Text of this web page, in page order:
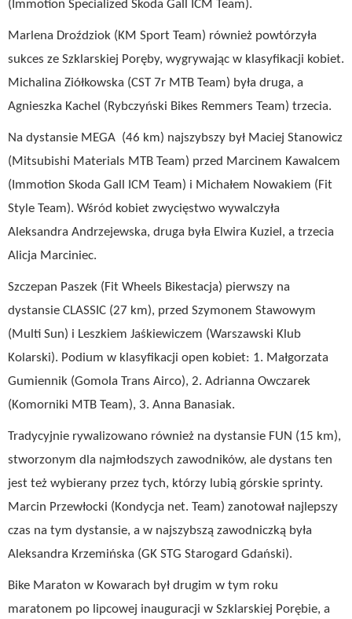
(Immotion Specialized Skoda Gall ICM Team).
Marlena Droździok (KM Sport Team) również powtórzyła
sukces ze Szklarskiej Poręby, wygrywając w klasyfikacji kobiet.
Michalina Ziółkowska (CST 7r MTB Team) była druga, a
Agnieszka Kachel (Rybczyński Bikes Remmers Team) trzecia.
Na dystansie MEGA (46 km) najszybszy był Maciej Stanowicz
(Mitsubishi Materials MTB Team) przed Marcinem Kawalcem
(Immotion Skoda Gall ICM Team) i Michałem Nowakiem (Fit
Style Team). Wśród kobiet zwycięstwo wywalczyła
Aleksandra Andrzejewska, druga była Elwira Kuziel, a trzecia
Alicja Marciniec.
Szczepan Paszek (Fit Wheels Bikestacja) pierwszy na
dystansie CLASSIC (27 km), przed Szymonem Stawowym
(Multi Sun) i Leszkiem Jaśkiewiczem (Warszawski Klub
Kolarski). Podium w klasyfikacji open kobiet: 1. Małgorzata
Gumiennik (Gomola Trans Airco), 2. Adrianna Owczarek
(Komorniki MTB Team), 3. Anna Banasiak.
Tradycyjnie rywalizowano również na dystansie FUN (15 km),
stworzonym dla najmłodszych zawodników, ale dystans ten
jest też wybierany przez tych, którzy lubią górskie sprinty.
Marcin Przewłocki (Kondycja net. Team) zanotował najlepszy
czas na tym dystansie, a w najszybszą zawodniczką była
Aleksandra Krzemińska (GK STG Starogard Gdański).
Bike Maraton w Kowarach był drugim w tym roku
maratonem po lipcowej inauguracji w Szklarskiej Porębie, a